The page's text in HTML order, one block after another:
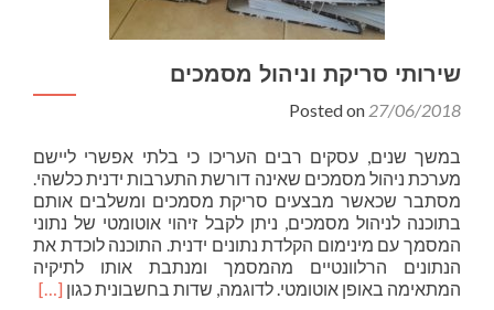
שירותי סריקת וניהול מסמכים
Posted on 27/06/2018
במשך שנים, עסקים רבים העריכו כי בלתי אפשרי ליישם
מערכת ניהול מסמכים שאינה דורשת התערבות ידנית כלשהי.
מסתבר שכאשר מבצעים סריקת מסמכים ומשלבים אותם
בתוכנה לניהול מסמכים, ניתן לקבל זיהוי אוטומטי של נתוני
המסמך עם מינימום הקלדת נתונים ידנית. התוכנה לוכדת את
הנתונים הרלוונטיים מהמסמך ומנתבת אותו לתיקיה
המתאימה באופן אוטומטי. לדוגמה, שדות בחשבונית כגון Read
[…]